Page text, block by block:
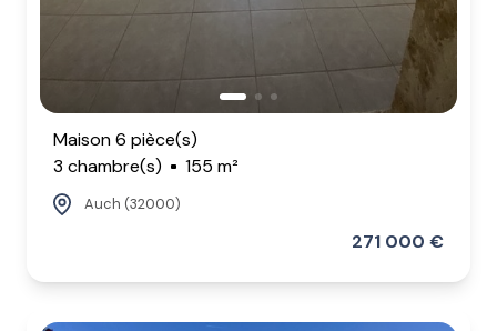
Maison 6 pièce(s)
3 chambre(s)
155 m²
Auch (32000)
271 000 €